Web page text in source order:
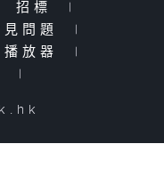
招標
|
見問題
|
播放器
|
|